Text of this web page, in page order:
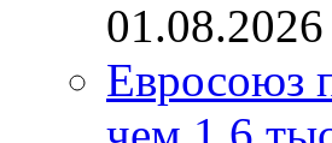
Евросоюз